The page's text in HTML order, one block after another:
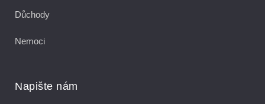
Důchody
Nemoci
Napište nám